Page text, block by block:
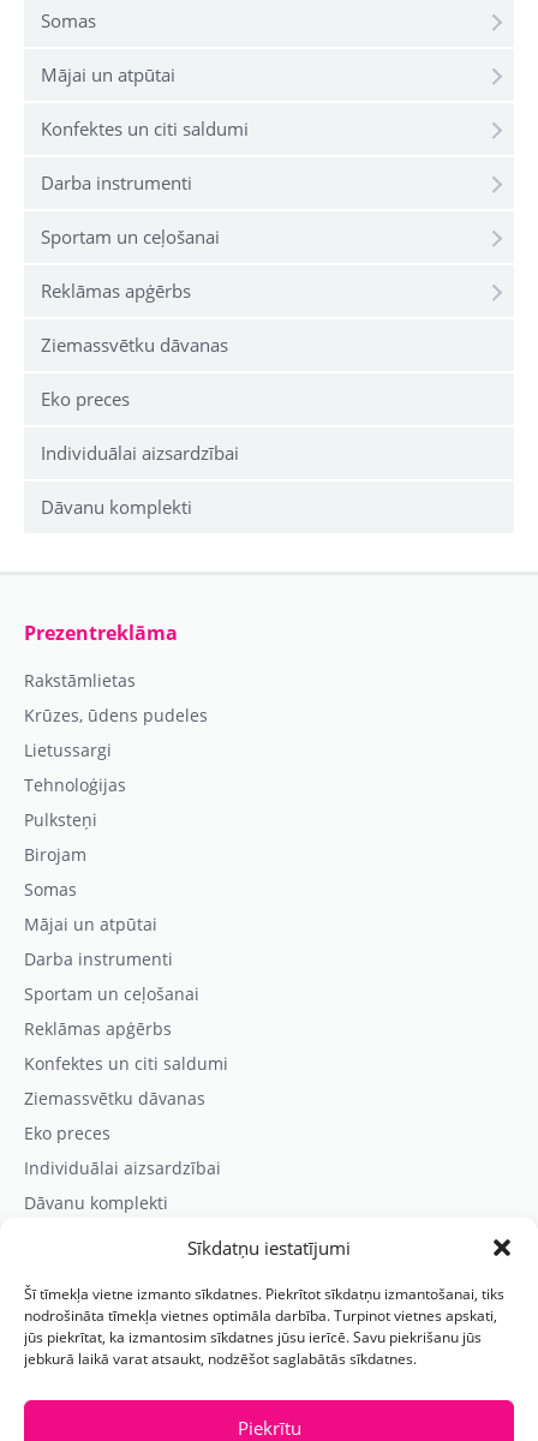
Sīkdatņu iestatījumi
Šī tīmekļa vietne izmanto sīkdatnes. Piekrītot sīkdatņu izmantošanai, tiks
nodrošināta tīmekļa vietnes optimāla darbība. Turpinot vietnes apskati,
jūs piekrītat, ka izmantosim sīkdatnes jūsu ierīcē. Savu piekrišanu jūs
jebkurā laikā varat atsaukt, nodzēšot saglabātās sīkdatnes.
Piekrītu
Somas
Mājai un atpūtai
Konfektes un citi saldumi
Darba instrumenti
Sportam un ceļošanai
Reklāmas apģērbs
Ziemassvētku dāvanas
Eko preces
Individuālai aizsardzībai
Dāvanu komplekti
Prezentreklāma
Rakstāmlietas
Krūzes, ūdens pudeles
Lietussargi
Tehnoloģijas
Pulksteņi
Birojam
Somas
Mājai un atpūtai
Darba instrumenti
Sportam un ceļošanai
Reklāmas apģērbs
Konfektes un citi saldumi
Ziemassvētku dāvanas
Eko preces
Individuālai aizsardzībai
Dāvanu komplekti
Kontaktinformācija
Prezentreklāmas aģentūra “PARIS”
Reģ.nr.: 40103625328